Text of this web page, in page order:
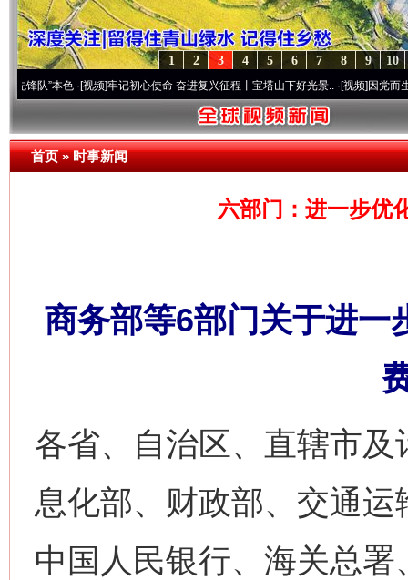
10
9
8
7
6
5
4
3
2
1
·[视频]牢记初心使命 奋进复兴征程丨宝塔山下好光景..·[视频]因党而生 为党而战
首页»时事新闻
六部门：进一步优
商务部等6部门关于进一
各省、自治区、直辖市
息化部、财政部、交通
中国人民银行、海关总